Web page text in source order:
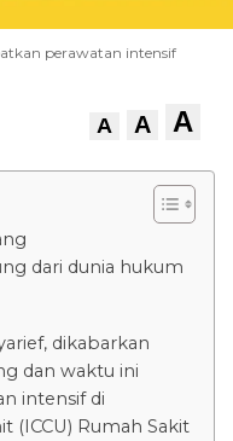
perawatan intensif
A A A
dari dunia hukum
dikabarkan
dan waktu ini
intensif di
(ICCU) Rumah Sakit